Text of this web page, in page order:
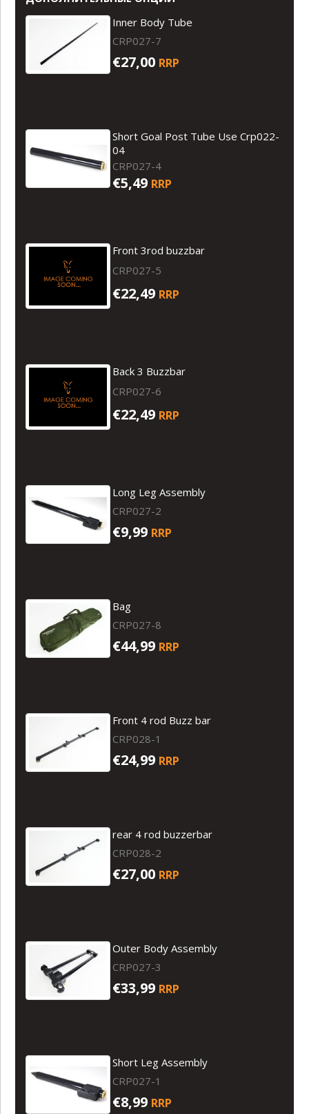
Inner Body Tube
CRP027-7
€27,00 RRP
Short Goal Post Tube Use Crp022-
04
CRP027-4
€5,49 RRP
Front 3rod buzzbar
CRP027-5
€22,49 RRP
Back 3 Buzzbar
CRP027-6
€22,49 RRP
Long Leg Assembly
CRP027-2
€9,99 RRP
Bag
CRP027-8
€44,99 RRP
Front 4 rod Buzz bar
CRP028-1
€24,99 RRP
rear 4 rod buzzerbar
CRP028-2
€27,00 RRP
Outer Body Assembly
CRP027-3
€33,99 RRP
Short Leg Assembly
CRP027-1
€8,99 RRP